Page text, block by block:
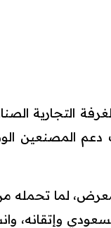
التجارية
المصنعين
لما
وإتقانه،